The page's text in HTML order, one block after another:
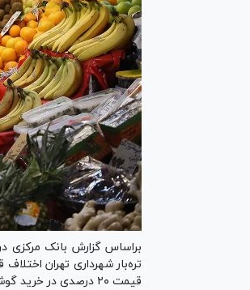
قیمت ۲۰ درصدی در خرید گوشت گوسفندی به نسبت میانگین قیمت در سطح شهر را تجربه کردند.